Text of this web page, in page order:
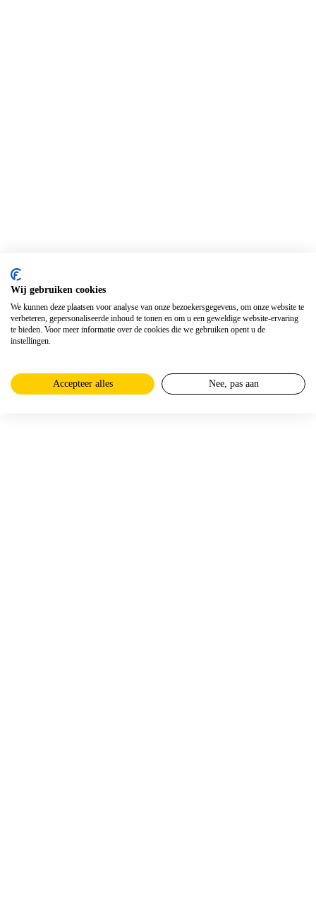
Wij gebruiken cookies
We kunnen deze plaatsen voor analyse van onze bezoekersgegevens, om onze website te
verbeteren, gepersonaliseerde inhoud te tonen en om u een geweldige website-ervaring
te bieden. Voor meer informatie over de cookies die we gebruiken opent u de
instellingen.
Accepteer alles Nee, pas aan